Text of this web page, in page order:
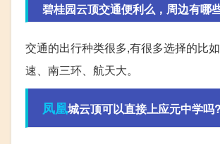
碧桂园云顶交通便利么，周边有哪
交通的出行种类很多,有很多选择的比
速、南三环、航天大。
凤凰城云顶可以直接上应元中学吗?